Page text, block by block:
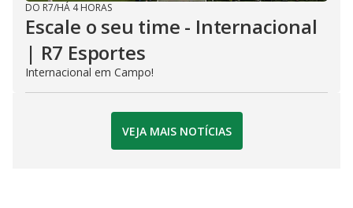
DO R7/HÁ 4 HORAS
Escale o seu time - Internacional
| R7 Esportes
Internacional em Campo!
VEJA MAIS NOTÍCIAS